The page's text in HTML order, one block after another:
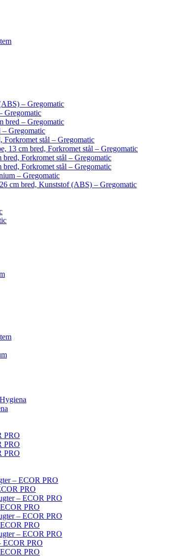
– Gregomatic
Gregomatic
bred – Gregomatic
– Gregomatic
Forkromet stål – Gregomatic
13 cm bred, Forkromet stål – Gregomatic
Forkromet stål – Gregomatic
Forkromet stål – Gregomatic
– Gregomatic
cm bred, Kunststof (ABS) – Gregomatic
PRO
PRO
PRO
– ECOR PRO
PRO
– ECOR PRO
PRO
– ECOR PRO
PRO
– ECOR PRO
ECOR PRO
PRO